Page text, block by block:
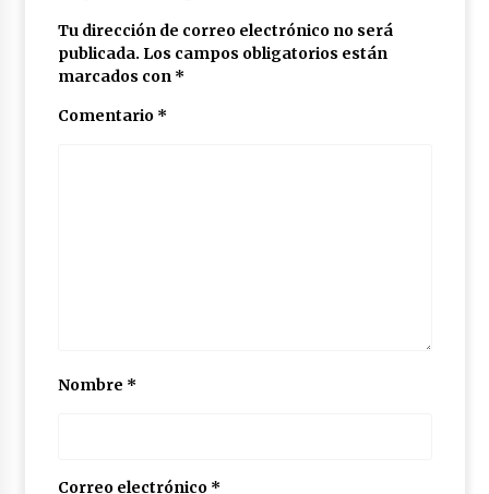
Tu dirección de correo electrónico no será
publicada. Los campos obligatorios están
marcados con *
Comentario *
Nombre *
Correo electrónico *